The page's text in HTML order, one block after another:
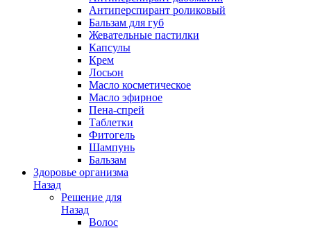
Антиперспирант роликовый
Бальзам для губ
Жевательные пастилки
Капсулы
Крем
Лосьон
Масло косметическое
Масло эфирное
Пена-спрей
Таблетки
Фитогель
Шампунь
Бальзам
Здоровье организма
Назад
Решение для
Назад
Волос